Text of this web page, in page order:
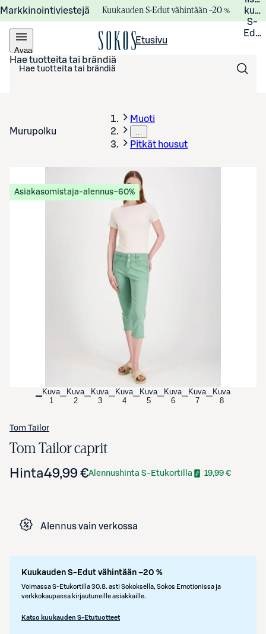
Markkinointiviestejä Kuukauden S-Edut vähintään –20 %
S-
Avaa
valikko
Etusivu
Hae tuotteita tai brändiä
Murupolku
Muoti
…
Pitkät housut
Avaa tuotekuva suurennettuna
Asiakasomistaja-alennus−60%
Kuva
1
Kuva
2
Kuva
3
Kuva
4
Kuva
5
Kuva
6
Kuva
7
Kuva
8
Tom Tailor
Tom Tailor caprit
Hinta49,99 €Alennushinta S-Etukortilla 19,99 €
Alennus vain verkossa
Kuukauden S-Edut vähintään –20 %
Voimassa S-Etukortilla 30.8. asti Sokoksella, Sokos Emotionissa ja
verkkokaupassa kirjautuneille asiakkaille.
Katso kuukauden S-Etutuotteet